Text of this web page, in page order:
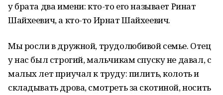
у брата два имени: кто-то его называет Ринат
Шайхеевич, а кто-то Ирнат Шайхеевич.
Мы росли в дружной, трудолюбивой семье. Отец
у нас был строгий, мальчикам спуску не давал, с
малых лет приучал к труду: пилить, колоть и
складывать дрова, смотреть за скотиной, носить